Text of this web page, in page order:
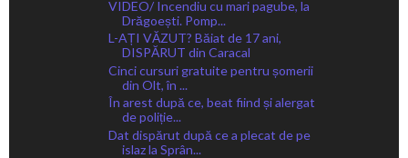
VIDEO/ Incendiu cu mari pagube, la
Drăgoești. Pomp...
L-AȚI VĂZUT? Băiat de 17 ani,
DISPĂRUT din Caracal
Cinci cursuri gratuite pentru șomerii
din Olt, în ...
În arest după ce, beat fiind și alergat
de poliție...
Dat dispărut după ce a plecat de pe
islaz la Sprân...